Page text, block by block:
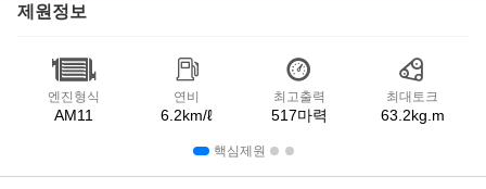
제원정보
엔진형식
AM11
연비
6.2km/ℓ
최고출력
517마력
최대토크
63.2kg.m
핵심제원